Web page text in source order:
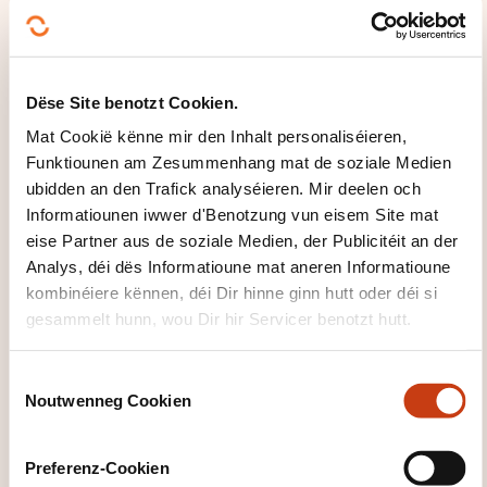
Dëse Site benotzt Cookien.
Mat Cookië kënne mir den Inhalt personaliséieren,
Funktiounen am Zesummenhang mat de soziale Medien
ubidden an den Trafick analyséieren. Mir deelen och
Informatiounen iwwer d'Benotzung vun eisem Site mat
eise Partner aus de soziale Medien, der Publicitéit an der
Analys, déi dës Informatioune mat aneren Informatioune
kombinéiere kënnen, déi Dir hinne ginn hutt oder déi si
gesammelt hunn, wou Dir hir Servicer benotzt hutt.
Noutwenneg Cookien
Preferenz-Cookien
Klickt hei fir op
d'Säit vun de
Famille vu
Formatiounsdomain
er zeréckzegoen
d'Domainer ze